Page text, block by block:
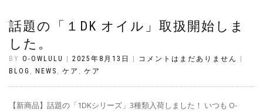
話題の「１DK オイル」取扱開始しま
した。
BY O-OWLULU 2025年8月13日 コメントはまだありません
BLOG , NEWS , ケア , ケア
【新商品】話題の「1DKシリーズ」3種類入荷しました！ いつも O-